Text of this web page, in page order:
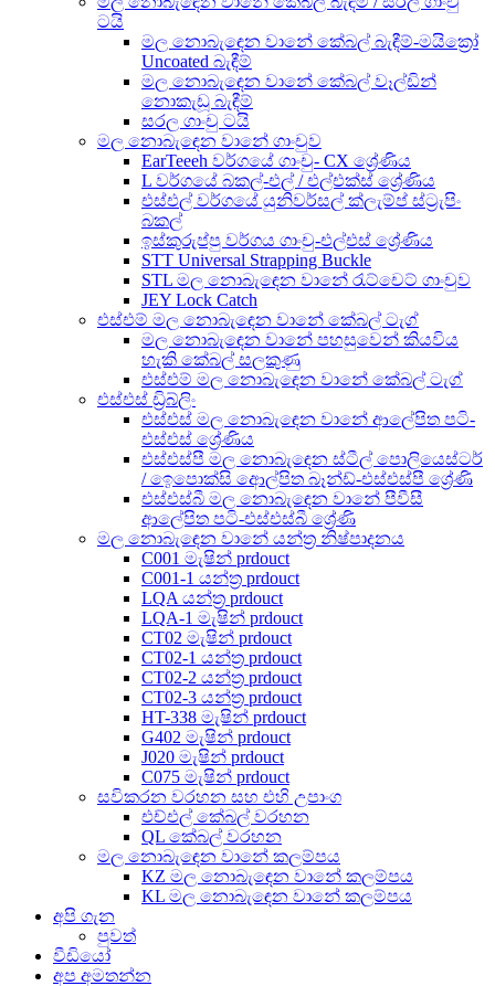
ටයි
මල නොබැඳෙන වානේ කේබල් බැඳීම්-මයික්‍රෝ
Uncoated බැඳීම්
මල නොබැඳෙන වානේ කේබල් වෑල්ඩින්
නොකැඩූ බැඳීම්
සරල ගාංචු ටයි
මල නොබැඳෙන වානේ ගාංචුව
EarTeeeh වර්ගයේ ගාංචු- CX ශ්‍රේණිය
L වර්ගයේ බකල්-එල් / එල්එක්ස් ශ්‍රේණිය
එස්එල් වර්ගයේ යුනිවර්සල් ක්ලැම්ප් ස්ට්‍රැපිං
බකල්
ඉස්කුරුප්පු වර්ගය ගාංචු-එල්එස් ශ්‍රේණිය
STT Universal Strapping Buckle
STL මල නොබැඳෙන වානේ රැට්චෙට් ගාංචුව
JEY Lock Catch
එස්එම් මල නොබැඳෙන වානේ කේබල් ටැග්
මල නොබැඳෙන වානේ පහසුවෙන් කියවිය
හැකි කේබල් සලකුණු
එස්එම් මල නොබැඳෙන වානේ කේබල් ටැග්
එස්එස් ඩ්‍රිබ්ලිං
එස්එස් මල නොබැඳෙන වානේ ආලේපිත පටි-
එස්එස් ශ්‍රේණිය
එස්එස්පී මල නොබැඳෙන ස්ටීල් පොලියෙස්ටර්
/ ඉෙපොක්සි ආෙල්පිත බෑන්ඩ්-එස්එස්පී ශ්‍රේණි
එස්එස්බී මල නොබැඳෙන වානේ පීවීසී
ආලේපිත පටි-එස්එස්බී ශ්‍රේණි
මල නොබැඳෙන වානේ යන්ත්‍ර නිෂ්පාදනය
C001 මැෂින් prdouct
C001-1 යන්ත්‍ර prdouct
LQA යන්ත්‍ර prdouct
LQA-1 මැෂින් prdouct
CT02 මැෂින් prdouct
CT02-1 යන්ත්‍ර prdouct
CT02-2 යන්ත්‍ර prdouct
CT02-3 යන්ත්‍ර prdouct
HT-338 මැෂින් prdouct
G402 මැෂින් prdouct
J020 මැෂින් prdouct
C075 මැෂින් prdouct
සවිකරන වරහන සහ එහි උපාංග
එච්එල් කේබල් වරහන
QL කේබල් වරහන
මල නොබැඳෙන වානේ කලම්පය
KZ මල නොබැඳෙන වානේ කලම්පය
KL මල නොබැඳෙන වානේ කලම්පය
අපි ගැන
පුවත්
වීඩියෝ
අප අමතන්න